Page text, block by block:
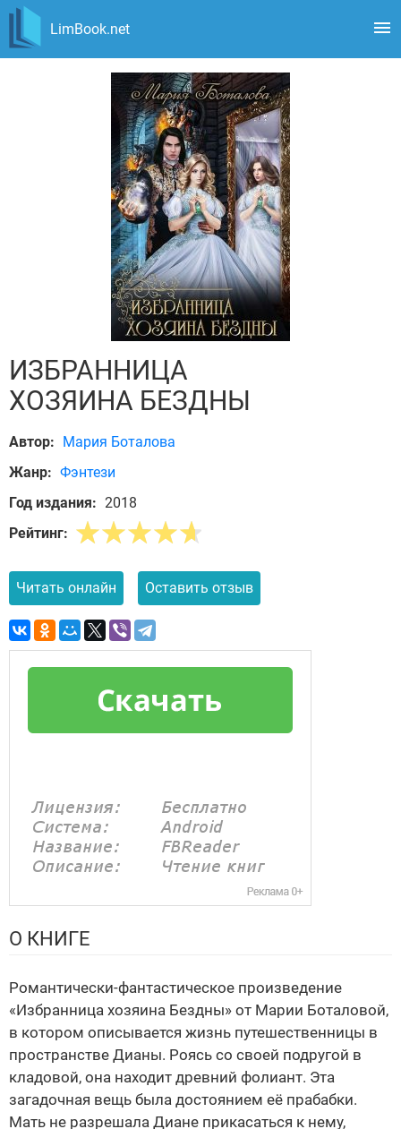
LimBook.net
ИЗБРАННИЦА
ХОЗЯИНА БЕЗДНЫ
Автор: Мария Боталова
Жанр: Фэнтези
Год издания: 2018
Рейтинг:
Читать онлайн Оставить отзыв
О КНИГЕ
Романтически-фантастическое произведение
«Избранница хозяина Бездны» от Марии Боталовой,
в котором описывается жизнь путешественницы в
пространстве Дианы. Роясь со своей подругой в
кладовой, она находит древний фолиант. Эта
загадочная вещь была достоянием её прабабки.
Мать не разрешала Диане прикасаться к нему,